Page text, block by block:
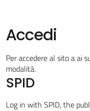
Vivere
Galliera
Accedi
Per accedere al sito a ai
modalità.
SPID
Log in with SPID, the